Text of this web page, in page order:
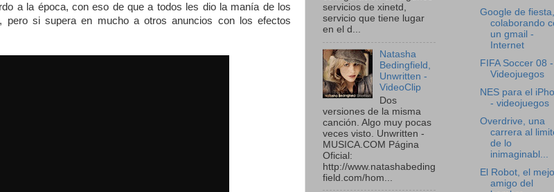
a la época, con eso de que a todos les dio la manía de los
pero si supera en mucho a otros anuncios con los efectos
servicios de xinetd,
servicio que tiene lugar
en el d...
Natasha
Bedingfield,
Unwritten -
VideoClip
Dos
versiones de la misma
canción. Algo muy pocas
veces visto. Unwritten -
MUSICA.COM Página
Oficial:
http://www.natashabeding
field.com/hom...
Google de fiesta,
colaborando
un gmail -
Internet
FIFA Soccer 08 -
Videojuegos
NES para el
- videojuegos
Overdrive, una
carrera al
de lo
inimaginabl...
El Robot, el
amigo del